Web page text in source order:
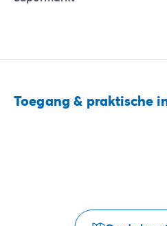
Toegang & praktische